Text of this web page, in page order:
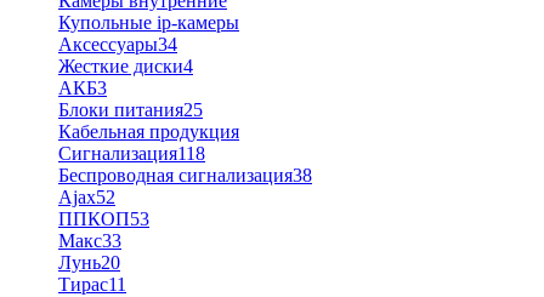
Купольные ip-камеры
Аксессуары34
Жесткие диски4
АКБ3
Блоки питания25
Кабельная продукция
Сигнализация118
Беспроводная сигнализация38
Ajax52
ППКОП53
Макс33
Лунь20
Тирас11